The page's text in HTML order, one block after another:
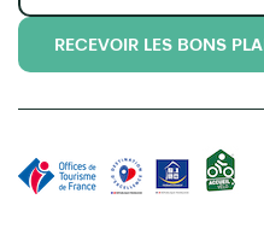
RECEVOIR LES BONS